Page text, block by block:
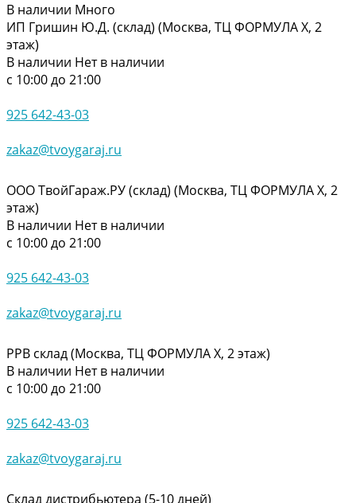
В наличии Много
ИП Гришин Ю.Д. (склад) (Москва, ТЦ ФОРМУЛА Х, 2
этаж)
В наличии Нет в наличии
с 10:00 до 21:00
925 642-43-03
zakaz@tvoygaraj.ru
ООО ТвойГараж.РУ (склад) (Москва, ТЦ ФОРМУЛА Х, 2
этаж)
В наличии Нет в наличии
с 10:00 до 21:00
925 642-43-03
zakaz@tvoygaraj.ru
РРВ склад (Москва, ТЦ ФОРМУЛА Х, 2 этаж)
В наличии Нет в наличии
с 10:00 до 21:00
925 642-43-03
zakaz@tvoygaraj.ru
Склад дистрибьютера (5-10 дней)